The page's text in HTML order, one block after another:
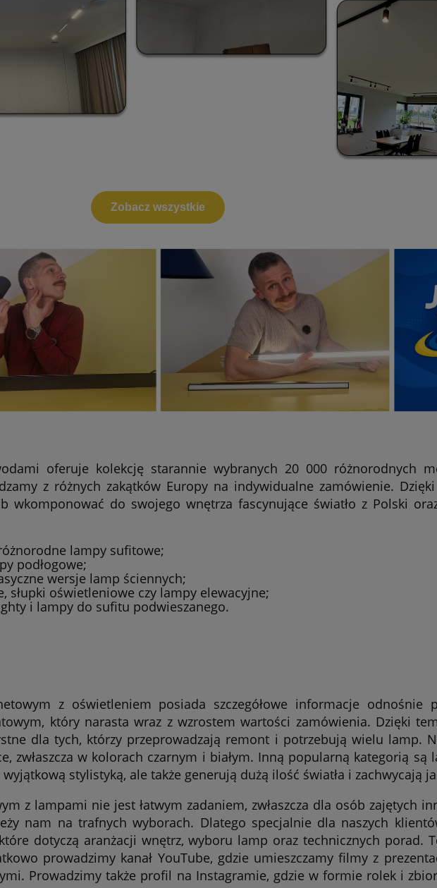
Zobacz wszystkie
oferuje kolekcję starannie wybranych 20 000 różnorodnych
z różnych zakątków Europy na indywidualne zamówienie.
do swojego wnętrza fascynujące światło z Polski
lampy sufitowe;
podłogowe;
wersje lamp ściennych;
oświetleniowe czy lampy elewacyjne;
i lampy do sufitu podwieszanego.
z oświetleniem posiada szczegółowe informacje odnośnie
który narasta wraz z wzrostem wartości zamówienia. Dzięki
dla tych, którzy przeprowadzają remont i potrzebują wielu lamp.
zwłaszcza w kolorach czarnym i białym. Inną popularną kategorią
stylistyką, ale także generują dużą ilość światła i zachwycają
z lampami nie jest łatwym zadaniem, zwłaszcza dla osób zajętych
nam na trafnych wyborach. Dlatego specjalnie dla naszych
dotyczą aranżacji wnętrz, wyboru lamp oraz technicznych porad.
prowadzimy kanał YouTube, gdzie umieszczamy filmy z
Prowadzimy także profil na Instagramie, gdzie w formie rolek i